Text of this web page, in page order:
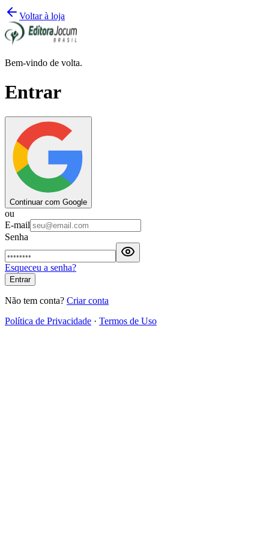
Voltar à loja
Bem-vindo de volta.
Entrar
Continuar com Google
ou
E-mail
Senha
Esqueceu a senha?
Entrar
Não tem conta? Criar conta
Política de Privacidade · Termos de Uso